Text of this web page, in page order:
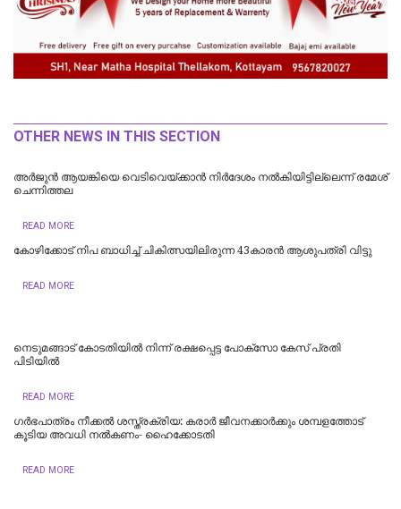
OTHER NEWS IN THIS SECTION
അർജുൻ ആയങ്കിയെ വെടിവെയ്ക്കാൻ നിർദേശം നൽകിയിട്ടില്ലെന്ന് രമേശ്
ചെന്നിത്തല
READ MORE
കോഴിക്കോട് നിപ ബാധിച്ച് ചികിത്സയിലിരുന്ന 43കാരന്‍ ആശുപത്രി വിട്ടു
READ MORE
നെടുമങ്ങാട് കോടതിയില്‍ നിന്ന് രക്ഷപ്പെട്ട പോക്‌സോ കേസ് പ്രതി
പിടിയില്‍
READ MORE
ഗർഭപാത്രം നീക്കൽ ശസ്ത്രക്രിയ: കരാർ ജീവനക്കാർക്കും ശമ്പളത്തോട്
കൂടിയ അവധി നൽകണം- ഹൈക്കോടതി
READ MORE